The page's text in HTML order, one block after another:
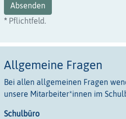
* Pflichtfeld.
Allgemeine Fragen
Bei allen allgemeinen Fragen
unsere Mitarbeiter*innen im
Schulbüro